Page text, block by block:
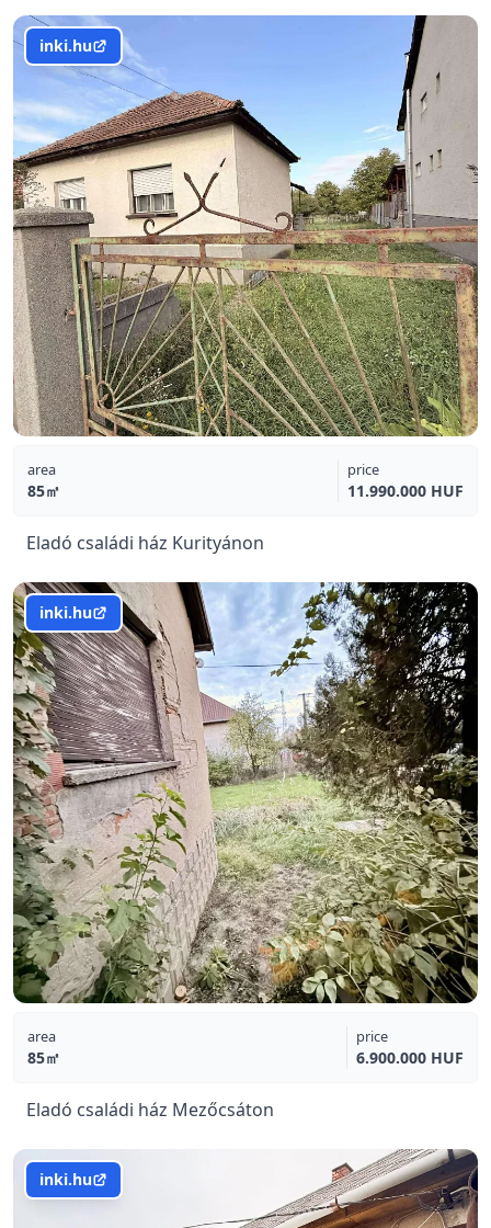
inki.hu
area
85㎡
price
11.990.000 HUF
Eladó családi ház Kurityánon
inki.hu
area
85㎡
price
6.900.000 HUF
Eladó családi ház Mezőcsáton
inki.hu